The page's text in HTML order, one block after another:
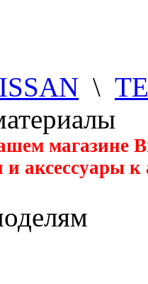
\
магазине
и аксессуары